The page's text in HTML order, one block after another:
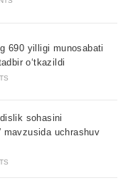
690 yilligi munosabati
o‘tkazildi
sohasini
mavzusida uchrashuv